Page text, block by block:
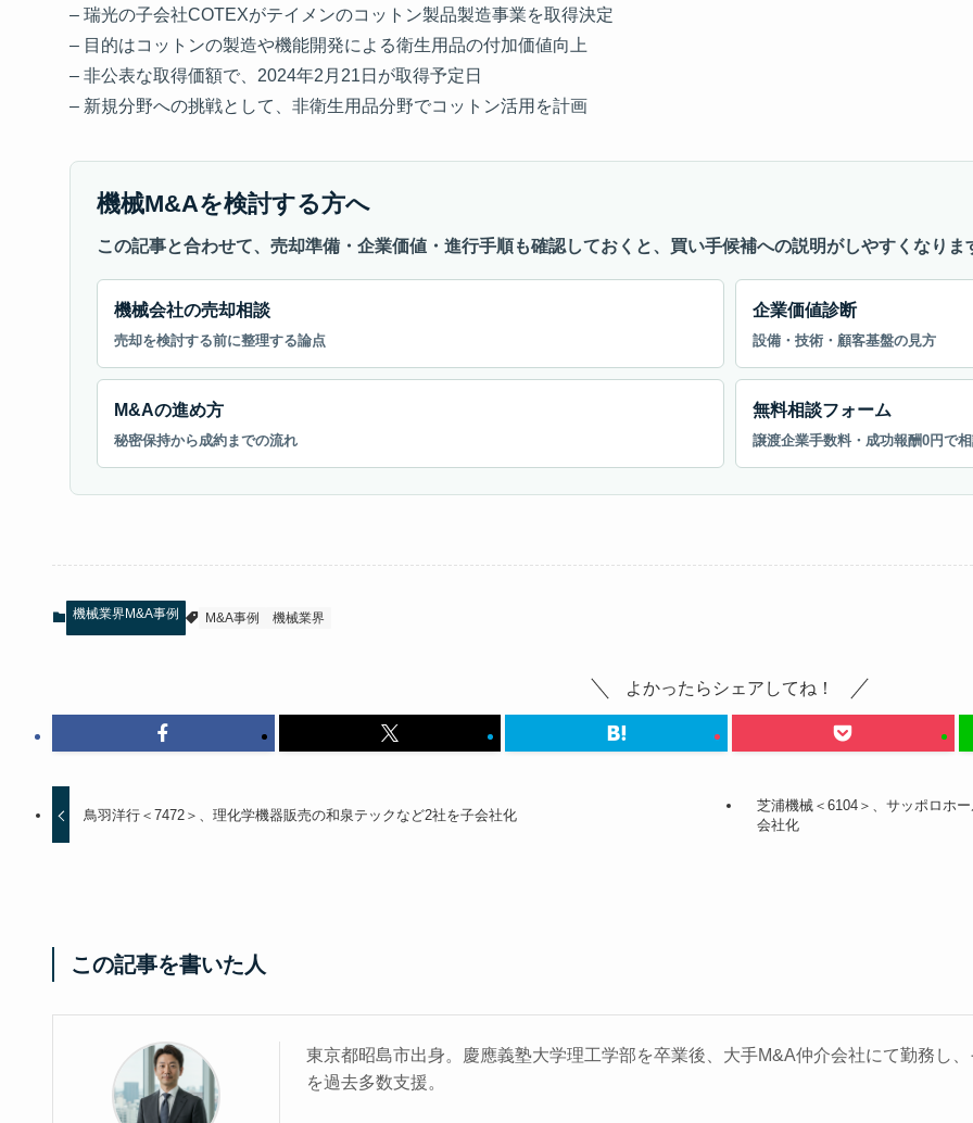
– 瑞光の子会社COTEXがテイメンのコットン製品製造事業を取得決定
– 目的はコットンの製造や機能開発による衛生用品の付加価値向上
– 非公表な取得価額で、2024年2月21日が取得予定日
– 新規分野への挑戦として、非衛生用品分野でコットン活用を計画
機械M&Aを検討する方へ
この記事と合わせて、売却準備・企業価値・進行手順も確認しておくと、買い手候補への説明がしやすくなりま
機械会社の売却相談
売却を検討する前に整理する論点
企業価値診断
設備・技術・顧客基盤の見方
M&Aの進め方
秘密保持から成約までの流れ
無料相談フォーム
譲渡企業手数料・成功報酬0円で
機械業界M&A事例 M&A事例 機械業界
よかったらシェアしてね！
鳥羽洋行＜7472＞、理化学機器販売の和泉テックなど2社を子会社化
芝浦機械＜6104＞、サッポロホ
会社化
この記事を書いた人
東京都昭島市出身。慶應義塾大学理工学部を卒業後、大手M&A仲介会社にて勤務し
を過去多数支援。